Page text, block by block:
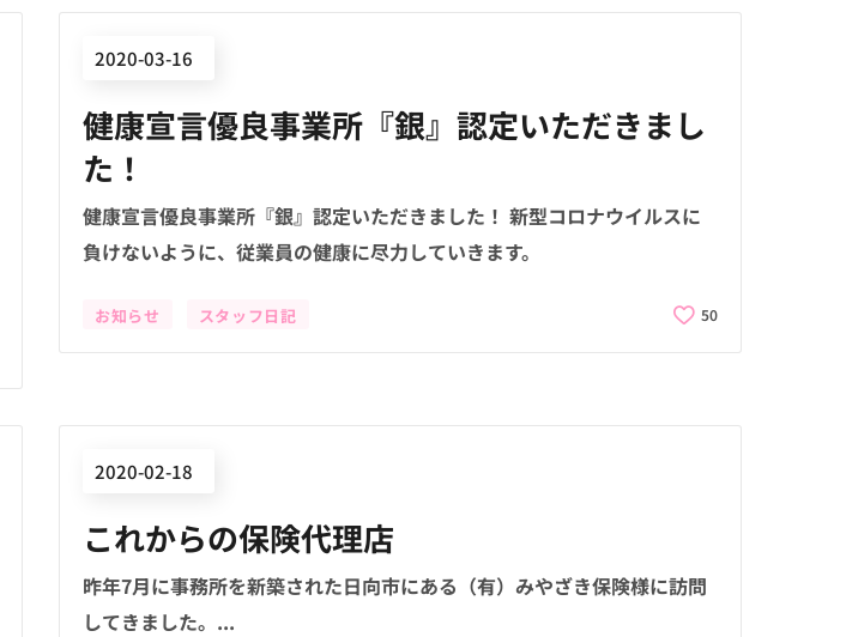
2020-03-16
健康宣言優良事業所『銀』認定いただきまし
た！
健康宣言優良事業所『銀』認定いただきました！ 新型コロナウイルスに
負けないように、従業員の健康に尽力していきます。
お知らせ スタッフ日記 50
2020-02-18
これからの保険代理店
昨年7月に事務所を新築された日向市にある（有）みやざき保険様に訪問
してきました。...